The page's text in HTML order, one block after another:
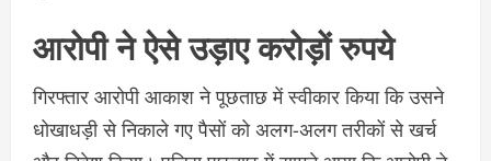
आरोपी ने ऐसे उड़ाए करोड़ों रुपये
गिरफ्तार आरोपी आकाश ने पूछताछ में स्वीकार किया कि उसने
धोखाधड़ी से निकाले गए पैसों को अलग-अलग तरीकों से खर्च